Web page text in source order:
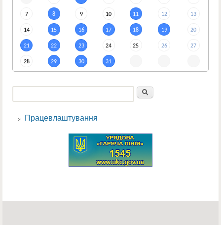
7 8 9 10 11 12 13
14 15 16 17 18 19 20
21 22 23 24 25 26 27
28 29 30 31
Пошукова форма
Працевлаштування